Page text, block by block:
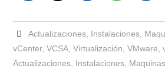
Actualizaciones, Instalaciones,
vCenter,VCSA ,Virtualización ,VMware ,
Actualizaciones Instalaciones